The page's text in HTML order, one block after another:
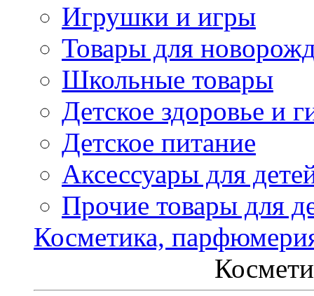
Игрушки и игры
Товары для
Школьные товары
Детское здоровье и
Детское питание
Аксессуары для
Прочие товары для
Косметика,